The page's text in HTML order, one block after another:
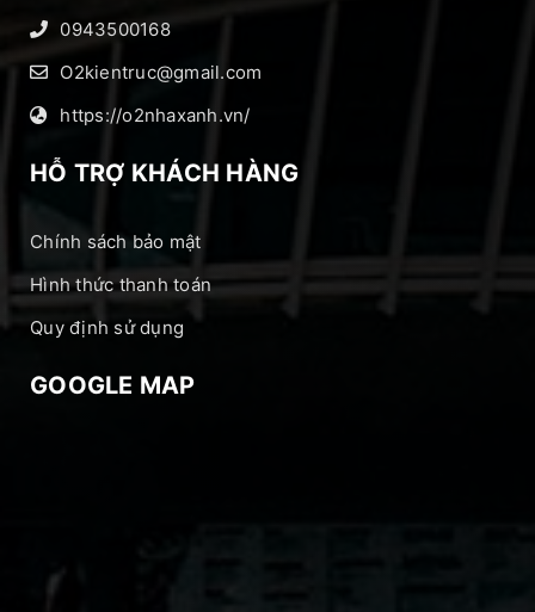
0943500168
O2kientruc@gmail.com
https://o2nhaxanh.vn/
HỖ TRỢ KHÁCH HÀNG
Chính sách bảo mật
Hình thức thanh toán
Quy định sử dụng
GOOGLE MAP